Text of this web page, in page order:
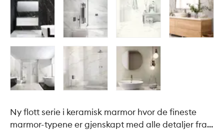
Ny flott serie i keramisk marmor hvor de fineste
marmor-typene er gjenskapt med alle detaljer fra